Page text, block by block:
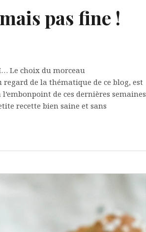
pas fine !
Le choix du morceau
regard de la thématique de ce blog, est
de ces dernières semaines
recette bien saine et sans